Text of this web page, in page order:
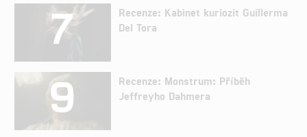
7
Recenze: Kabinet kuriozit Guillerma
Del Tora
9
Recenze: Monstrum: Příběh
Jeffreyho Dahmera